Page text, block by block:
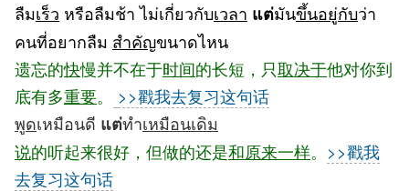
ลืมเร็ว หรือลืมช้า ไม่เกี่ยวกับเวลา แต่มันขึ้นอยู่กับว่า
คนที่อยากลืม สำคัญขนาดไหน
遗忘的快慢并不在于时间的长短，只取决于他对你到
底有多重要。
>>戳我去复习这句话
พูดเหมือนดี แต่ทำเหมือนเดิม
说的听起来很好，但做的还是和原来一样。 >>戳我
去复习这句话